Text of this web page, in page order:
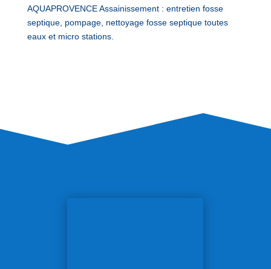
AQUAPROVENCE Assainissement : entretien fosse
septique, pompage, nettoyage fosse septique toutes
eaux et micro stations.